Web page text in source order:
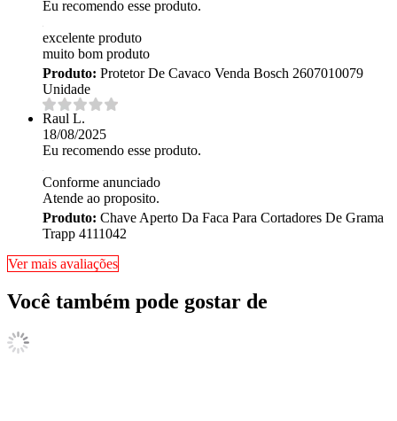
Eu recomendo esse produto.
excelente produto
muito bom produto
Produto: Protetor De Cavaco Venda Bosch 2607010079
Unidade
Raul L.
18/08/2025
Eu recomendo esse produto.
Conforme anunciado
Atende ao proposito.
Produto: Chave Aperto Da Faca Para Cortadores De Grama
Trapp 4111042
Ver mais avaliações
Você também pode gostar de